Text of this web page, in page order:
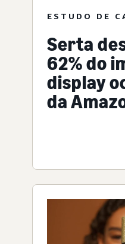
ESTUDO DE
Serta
62% do
display
da